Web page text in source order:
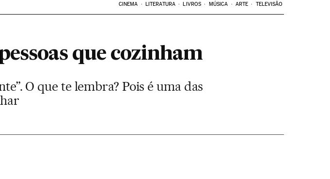
CINEMA LITERATURA LIVROS MÚSICA ARTE TELEVISÃO
que cozinham
O que te lembra? Pois é uma das